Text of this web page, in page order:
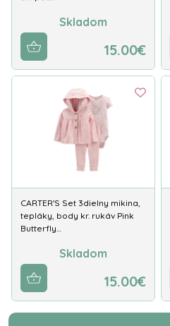
Skladom
15.00€
CARTER'S Set 3dielny mikina,
tepláky, body kr. rukáv Pink
Butterfly…
Skladom
15.00€